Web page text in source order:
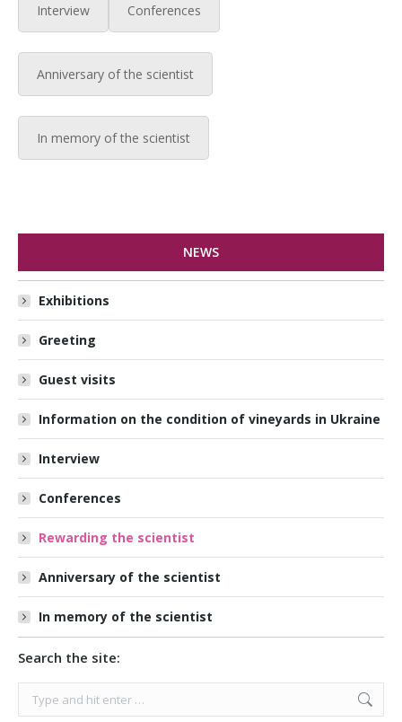
Interview Conferences
Anniversary of the scientist
In memory of the scientist
NEWS
Exhibitions
Greeting
Guest visits
Information on the condition of vineyards in Ukraine
Interview
Conferences
Rewarding the scientist
Anniversary of the scientist
In memory of the scientist
Search the site: